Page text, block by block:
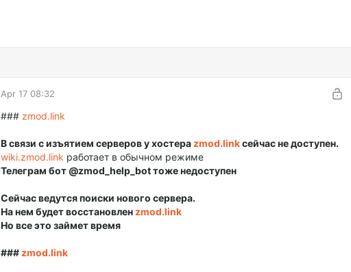
Apr 17 08:32
### zmod.link
В связи с изъятием серверов у хостера zmod.linkсейчас не доступен.
wiki.zmod.link работает в обычном режиме
Телеграм бот@zmod_help_botтоже недоступен
Сейчас ведутся поиски нового сервера.
На нем будет восстановлен zmod.link
Но все это займет время
### zmod.link